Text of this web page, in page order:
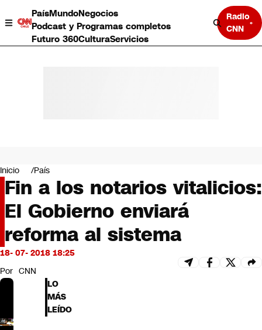
PaísMundoNegocios
Podcast y Programas completos
Futuro 360CulturaServicios
Radio
CNN
Negocios
Deportes
Programas completos
Cultura
Servicios
Bits
CNN tiempo
Futuro 360
Opinión
Inicio País
Fin a los notarios vitalicios:
El Gobierno enviará
reforma al sistema
18- 07- 2018 18:25
Por CNN
LO
MÁS
LEÍDO